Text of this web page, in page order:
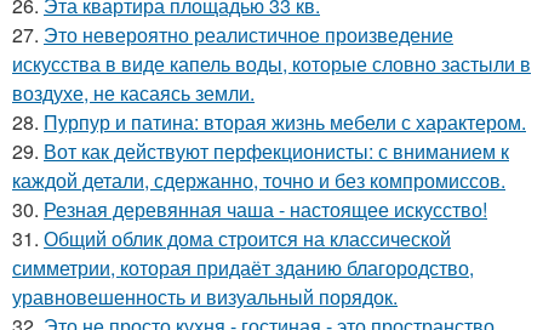
27. Это невероятно реалистичное произведение
искусства в виде капель воды, которые словно застыли в
воздухе, не касаясь земли.
28. Пурпур и патина: вторая жизнь мебели с характером.
29. Вот как действуют перфекционисты: с вниманием к
каждой детали, сдержанно, точно и без компромиссов.
30. Резная деревянная чаша - настоящее искусство!
31. Общий облик дома строится на классической
симметрии, которая придаёт зданию благородство,
уравновешенность и визуальный порядок.